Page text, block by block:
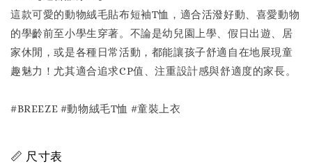
這款可愛的動物絨毛貼布短袖T恤，適合活潑好動、喜愛動物
的學齡前至小學生穿著。不論是幼兒園上學、假日出遊、居
家休閒，或是各種日常活動，都能讓孩子舒適自在地展現童
趣魅力！尤其適合追求CP值、注重設計感與舒適度的家長。
#BREEZE #動物絨毛T恤 #童裝上衣
📏 尺寸表